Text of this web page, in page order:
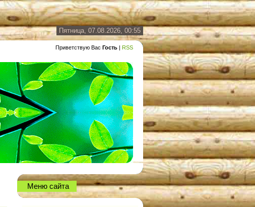
Пятница, 07.08.2026, 00:55
Приветствую Вас Гость | RSS
Меню сайта